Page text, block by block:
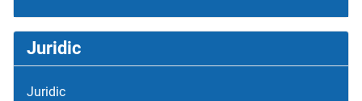
Juridic
Juridic